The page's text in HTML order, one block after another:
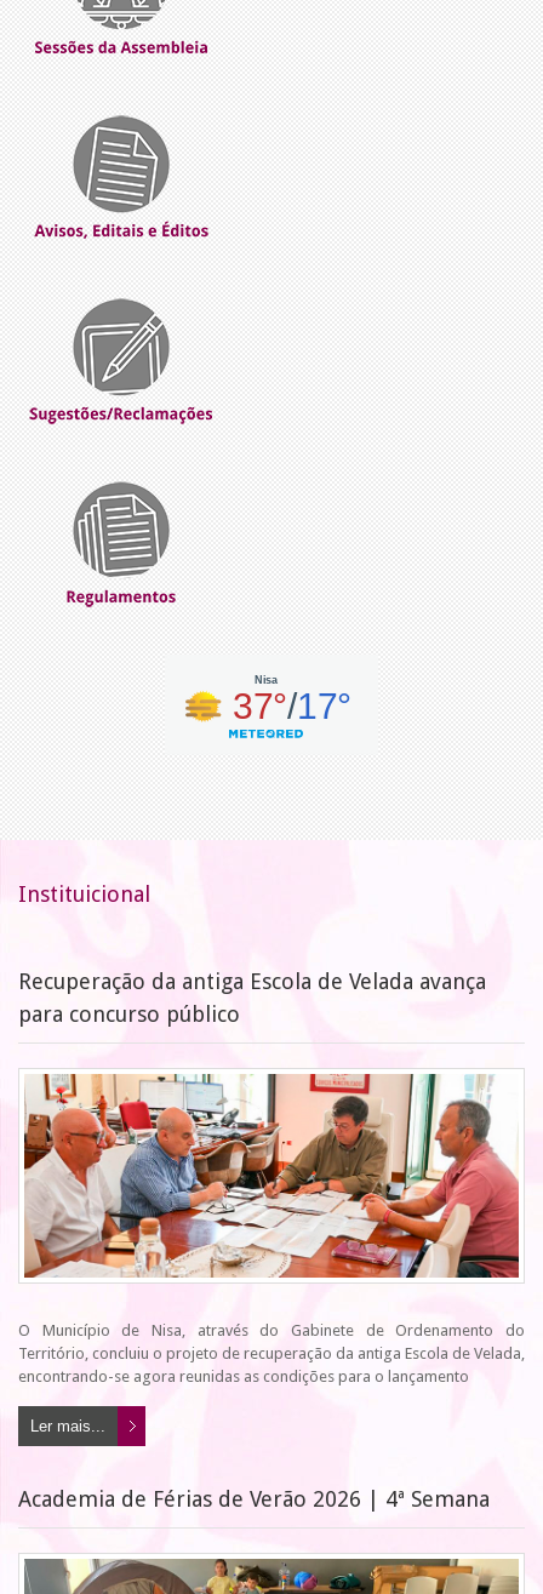
Instituicional
Recuperação da antiga Escola de Velada avança
para concurso público
O Município de Nisa, através do Gabinete de Ordenamento do
Território, concluiu o projeto de recuperação da antiga Escola de Velada,
encontrando-se agora reunidas as condições para o lançamento
Ler mais...
Academia de Férias de Verão 2026 | 4ª Semana